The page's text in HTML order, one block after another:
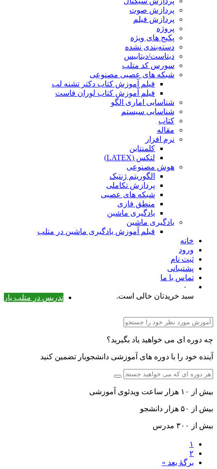
پردازش صوت
پردازش فیلم
پروژه
پکیج های ویژه
دسته‌بندی نشده
دیتاست/دیتابیس
سورس کد متلب
شبکه های عصبی مصنوعی
فیلم آموزش کتاب دکتر تشنه لب
فیلم آموزش کتاب لوران فاست
شناسایی اماری الگو
شناسایی سیستم
کتاب
مقاله
نرم افزار
کلمنتاین
لتکس (LATEX)
هوش مصنوعی
الگوریتم ژنتیک
پردازش تکاملی
شبکه های عصبی
منطق فازی
یادگیری ماشین
یادگیری ماشین
فیلم آموزش یادگیری ماشین در متلب
خانه
ورود
ثبت نام
پشتیبانی
تماس با ما
۰
تدریس در متلب یار
سبد خریدتان خالی است.
چه دوره ای می خواهید یاد بگیرید؟
آینده خود را با دوره های آموزشی دانشجویار تضمین کنید
بیش از ۱۰ هزار ساعت ویدئوی آموزشی
بیش از ۵۰ هزار دانشجو
بیش از ۳۰۰ مدرس
۱
۲
برگهٔ بعد »